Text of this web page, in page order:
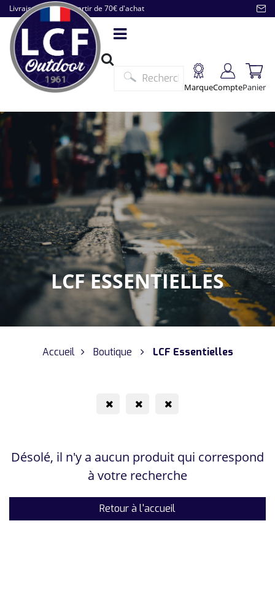
Livraison offerte à partir de 70€ d'achat
MarqueComptePanier
LCF ESSENTIELLES
Accueil Boutique LCF Essentielles
Désolé, il n'y a aucun produit qui correspond
à votre recherche
Retour à l'accueil